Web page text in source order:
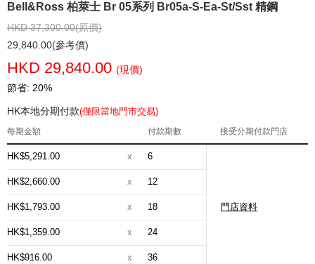
Bell&Ross 柏萊士 Br 05系列 Br05a-S-Ea-St/Sst 精鋼
HKD 37,300.00(原價)
29,840.00(參考價)
HKD 29,840.00 (現價)
節省: 20%
HK本地分期付款(僅限當地門市交易)
每期金額 付款期數 接受分期付款門店
HK$5,291.00 x 6
門店資料
HK$2,660.00 x 12
HK$1,793.00 x 18
HK$1,359.00 x 24
HK$916.00 x 36